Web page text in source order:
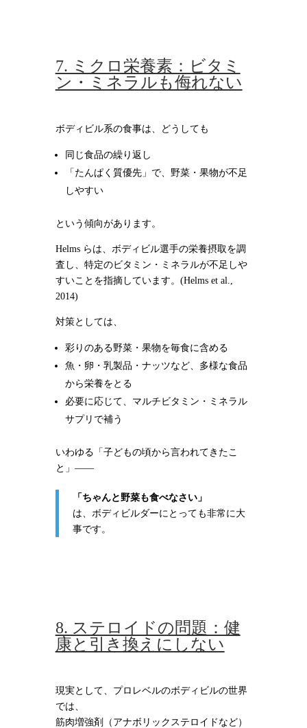
7. ミクロ栄養素：ビタミ
ン・ミネラルも侮れない
ボディビル系の食事は、どうしても
同じ食品の繰り返し
「たんぱく質優先」で、野菜・果物が不足
しやすい
という傾向があります。
Helms らは、ボディビル選手の栄養摂取を調
査し、特定のビタミン・ミネラルが不足しや
すいことを指摘しています。(Helms et al.,
2014)
対策としては、
彩りのある野菜・果物を毎食に含める
魚・卵・乳製品・ナッツなど、多様な食品
から栄養をとる
必要に応じて、マルチビタミン・ミネラル
サプリで補う
いわゆる「子どもの頃から言われてきたこ
と」――
「ちゃんと野菜も食べなさい」
は、ボディビルダーにとっても非常に大
事です。
8. ステロイドの問題：健
康と引き換えにしない
現実として、プロレベルのボディビルの世界
では、
筋肉増強剤（アナボリックステロイドなど）